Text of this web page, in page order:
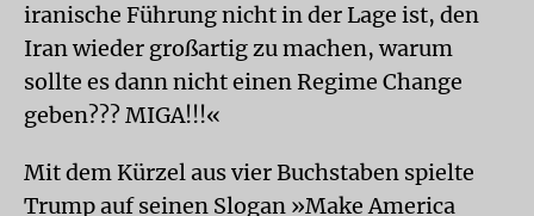
iranische Führung nicht in der Lage ist, den
Iran wieder großartig zu machen, warum
sollte es dann nicht einen Regime Change
geben??? MIGA!!!«
Mit dem Kürzel aus vier Buchstaben spielte
Trump auf seinen Slogan »Make America